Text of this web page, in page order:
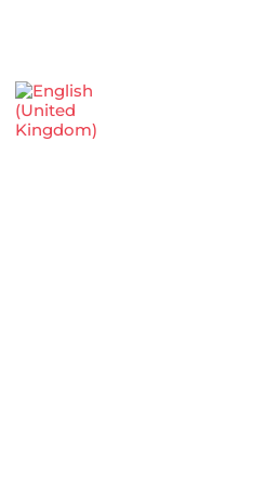
Sprache auswählen